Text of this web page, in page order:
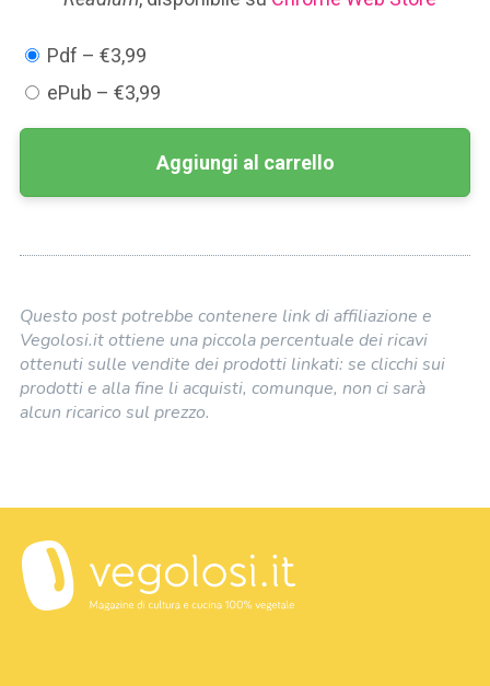
Pdf – €3,99
ePub – €3,99
Aggiungi al carrello
Questo post potrebbe contenere link di affiliazione e
Vegolosi.it ottiene una piccola percentuale dei ricavi
ottenuti sulle vendite dei prodotti linkati: se clicchi sui
prodotti e alla fine li acquisti, comunque, non ci sarà
alcun ricarico sul prezzo.